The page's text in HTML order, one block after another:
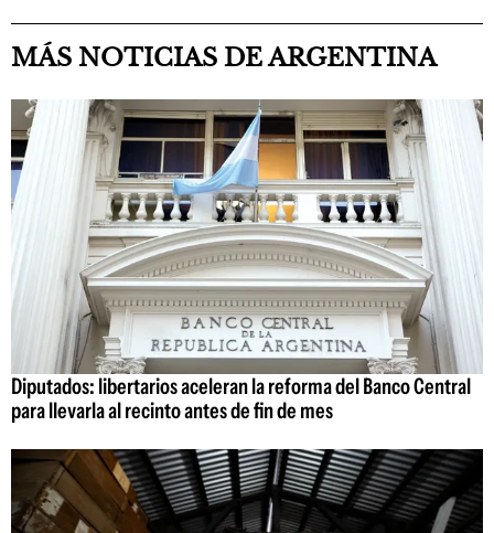
MÁS NOTICIAS DE ARGENTINA
Diputados: libertarios aceleran la reforma del Banco Central
para llevarla al recinto antes de fin de mes